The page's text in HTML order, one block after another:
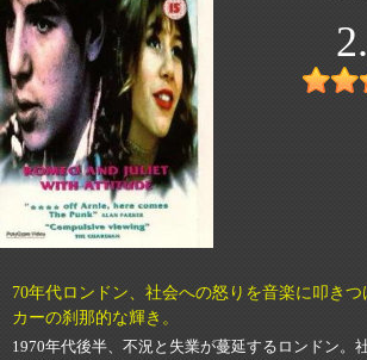
70年代ロンドン、社会への怒りを音楽に叩き
カーの刹那的な輝き。
1970年代後半、不況と失業が蔓延するロンドン。